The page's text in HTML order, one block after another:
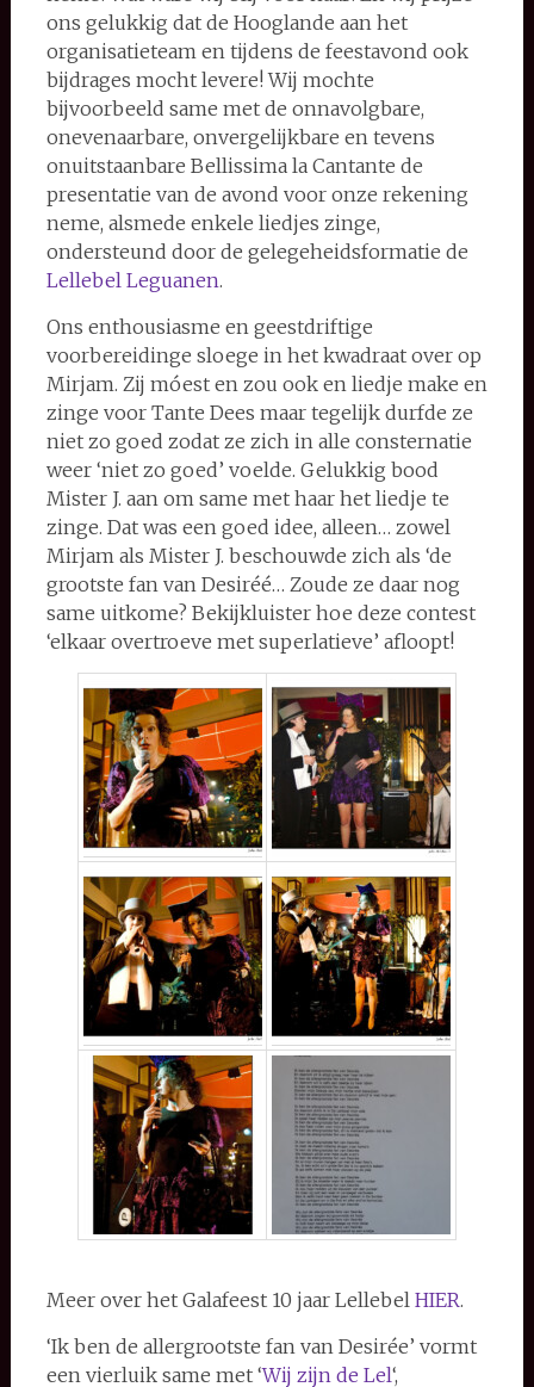
ons gelukkig dat de Hooglande aan het
organisatieteam en tijdens de feestavond ook
bijdrages mocht levere! Wij mochte
bijvoorbeeld same met de onnavolgbare,
onevenaarbare, onvergelijkbare en tevens
onuitstaanbare Bellissima la Cantante de
presentatie van de avond voor onze rekening
neme, alsmede enkele liedjes zinge,
ondersteund door de gelegeheidsformatie de
Lellebel Leguanen.
Ons enthousiasme en geestdriftige
voorbereidinge sloege in het kwadraat over op
Mirjam. Zij móest en zou ook en liedje make en
zinge voor Tante Dees maar tegelijk durfde ze
niet zo goed zodat ze zich in alle consternatie
weer ‘niet zo goed’ voelde. Gelukkig bood
Mister J. aan om same met haar het liedje te
zinge. Dat was een goed idee, alleen… zowel
Mirjam als Mister J. beschouwde zich als ‘de
grootste fan van Desiréé… Zoude ze daar nog
same uitkome? Bekijkluister hoe deze contest
‘elkaar overtroeve met superlatieve’ afloopt!
Meer over het Galafeest 10 jaar Lellebel HIER.
‘Ik ben de allergrootste fan van Desirée’ vormt
een vierluik same met ‘Wij zijn de Lel‘,